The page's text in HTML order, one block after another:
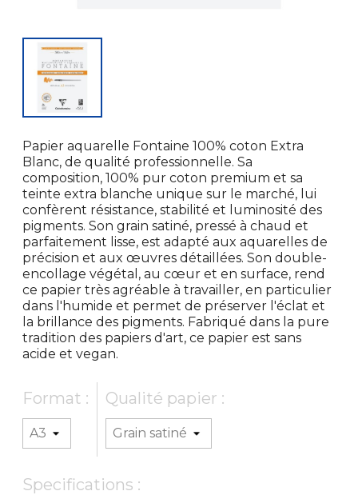
Papier aquarelle Fontaine 100% coton Extra
Blanc, de qualité professionnelle. Sa
composition, 100% pur coton premium et sa
teinte extra blanche unique sur le marché, lui
confèrent résistance, stabilité et luminosité des
pigments. Son grain satiné, pressé à chaud et
parfaitement lisse, est adapté aux aquarelles de
précision et aux œuvres détaillées. Son double-
encollage végétal, au cœur et en surface, rend
ce papier très agréable à travailler, en particulier
dans l'humide et permet de préserver l'éclat et
la brillance des pigments. Fabriqué dans la pure
tradition des papiers d'art, ce papier est sans
acide et vegan.
Format : Qualité papier :
Specifications :